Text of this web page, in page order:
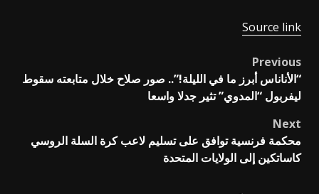
Source link
Post
navigation
Previous
“الأناناس أبرز ما في الليلة!”.. صور صلاح خلال متابعته سقوط
ليفربول “المدوي” تثير جدلا واسعا
Next
محكمة فرنسية توافق على تسليم لاعب كرة السلة الروسي
كاساتكين إلى الولايات المتحدة